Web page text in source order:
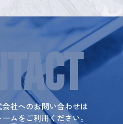
社へのお問い合わせは
ムをご利用ください。